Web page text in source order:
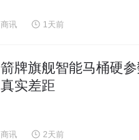
商讯 1天前
箭牌旗舰智能马桶硬
真实差距
商讯 2天前